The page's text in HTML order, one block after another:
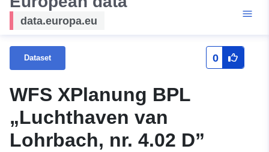
data.europa.eu
Dataset 0
WFS XPlanung BPL
„Luchthaven van
Lohrbach, nr. 4.02 D”